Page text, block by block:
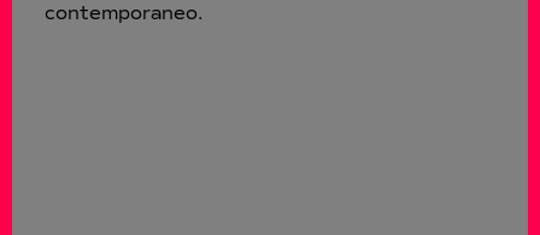
contemporaneo.